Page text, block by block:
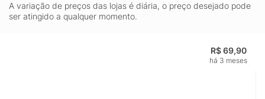
A variação de preços das lojas é diária, o preço desejado pode
ser atingido a qualquer momento.
R$ 69,90
há 3 meses